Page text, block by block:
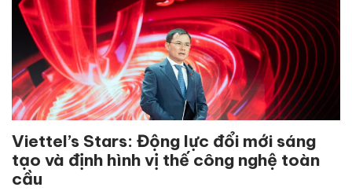
Viettel’s Stars: Động lực đổi mới sáng
tạo và định hình vị thế công nghệ toàn
cầu